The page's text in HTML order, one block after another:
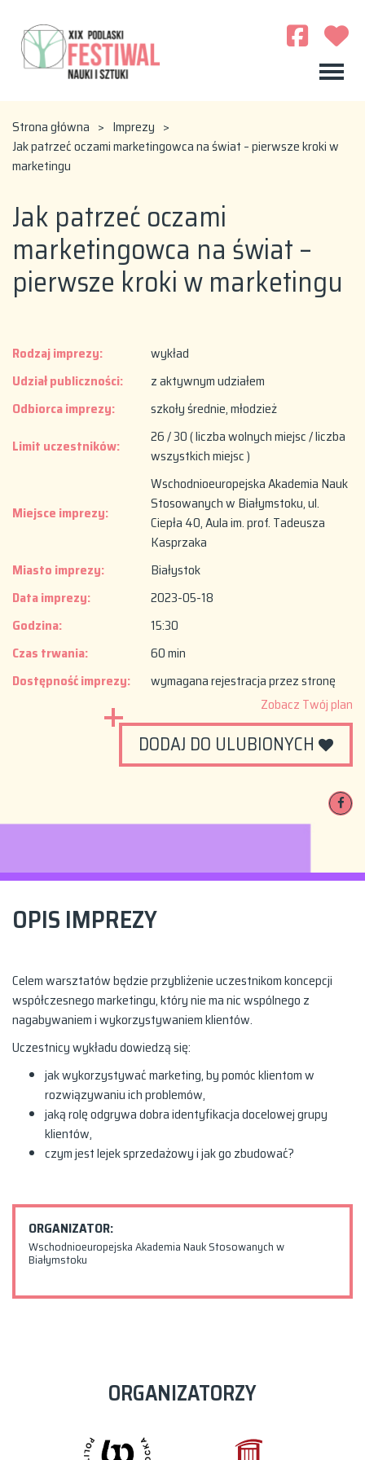
Strona główna > Imprezy >
Jak patrzeć oczami marketingowca na świat – pierwsze kroki w
marketingu
Jak patrzeć oczami
marketingowca na świat –
pierwsze kroki w marketingu
Rodzaj imprezy:
wykład
Udział publiczności:
z aktywnym udziałem
Odbiorca imprezy:
szkoły średnie, młodzież
Limit uczestników:
26 / 30 ( liczba wolnych miejsc / liczba
wszystkich miejsc )
Miejsce imprezy:
Wschodnioeuropejska Akademia Nauk
Stosowanych w Białymstoku, ul.
Ciepła 40, Aula im. prof. Tadeusza
Kasprzaka
Miasto imprezy:
Białystok
Data imprezy:
2023-05-18
Godzina:
15:30
Czas trwania:
60 min
Dostępność imprezy:
wymagana rejestracja przez stronę
Zobacz Twój plan
DODAJ DO ULUBIONYCH
OPIS IMPREZY
Celem warsztatów będzie przybliżenie uczestnikom koncepcji
współczesnego marketingu, który nie ma nic wspólnego z
nagabywaniem i wykorzystywaniem klientów.
Uczestnicy wykładu dowiedzą się:
jak wykorzystywać marketing, by pomóc klientom w
rozwiązywaniu ich problemów,
jaką rolę odgrywa dobra identyfikacja docelowej grupy
klientów,
czym jest lejek sprzedażowy i jak go zbudować?
ORGANIZATOR:
Wschodnioeuropejska Akademia Nauk Stosowanych w
Białymstoku
ORGANIZATORZY